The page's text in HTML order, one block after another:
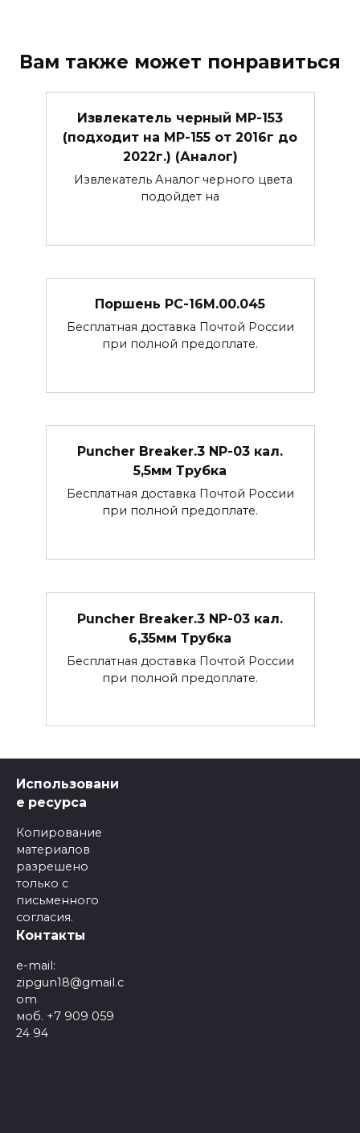
Вам также может понравиться
Извлекатель черный МР-153
(подходит на МР-155 от 2016г до
2022г.) (Аналог)
Извлекатель Аналог черного цвета
подойдет на
Поршень РС-16М.00.045
Бесплатная доставка Почтой России
при полной предоплате.
Puncher Breaker.3 NP-03 кал.
5,5мм Трубка
Бесплатная доставка Почтой России
при полной предоплате.
Puncher Breaker.3 NP-03 кал.
6,35мм Трубка
Бесплатная доставка Почтой России
при полной предоплате.
Использовани
е ресурса
Копирование
материалов
разрешено
только с
письменного
согласия.
Контакты
e-mail:
zipgun18@gmail.c
om
моб. +7 909 059
24 94